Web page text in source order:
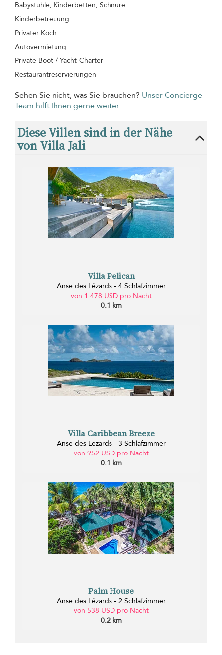
Babystühle, Kinderbetten, Schnüre
Kinderbetreuung
Privater Koch
Autovermietung
Private Boot-/ Yacht-Charter
Restaurantreservierungen
Sehen Sie nicht, was Sie brauchen? Unser Concierge-
Team hilft Ihnen gerne weiter.
Diese Villen sind in der Nähe
von Villa Jali
Villa Pelican
Anse des Lézards - 4 Schlafzimmer
von 1.478 USD pro Nacht
0.1 km
Villa Caribbean Breeze
Anse des Lézards - 3 Schlafzimmer
von 952 USD pro Nacht
0.1 km
Palm House
Anse des Lézards - 2 Schlafzimmer
von 538 USD pro Nacht
0.2 km